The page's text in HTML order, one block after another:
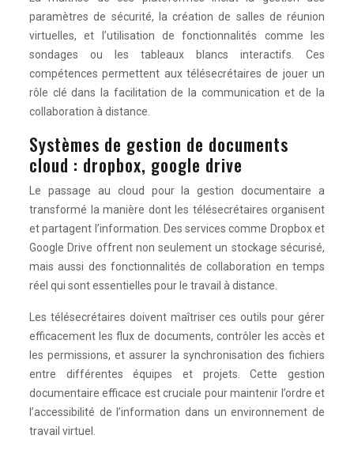
paramètres de sécurité, la création de salles de réunion
virtuelles, et l’utilisation de fonctionnalités comme les
sondages ou les tableaux blancs interactifs. Ces
compétences permettent aux télésecrétaires de jouer un
rôle clé dans la facilitation de la communication et de la
collaboration à distance.
Systèmes de gestion de documents
cloud : dropbox, google drive
Le passage au cloud pour la gestion documentaire a
transformé la manière dont les télésecrétaires organisent
et partagent l’information. Des services comme Dropbox et
Google Drive offrent non seulement un stockage sécurisé,
mais aussi des fonctionnalités de collaboration en temps
réel qui sont essentielles pour le travail à distance.
Les télésecrétaires doivent maîtriser ces outils pour gérer
efficacement les flux de documents, contrôler les accès et
les permissions, et assurer la synchronisation des fichiers
entre différentes équipes et projets. Cette gestion
documentaire efficace est cruciale pour maintenir l’ordre et
l’accessibilité de l’information dans un environnement de
travail virtuel.